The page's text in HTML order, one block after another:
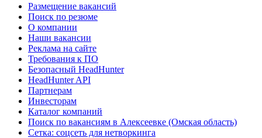
Размещение вакансий
Поиск по резюме
О компании
Наши вакансии
Реклама на сайте
Требования к ПО
Безопасный HeadHunter
HeadHunter API
Партнерам
Инвесторам
Каталог компаний
Поиск по вакансиям в Алексеевке (Омская область)
Сетка: соцсеть для нетворкинга